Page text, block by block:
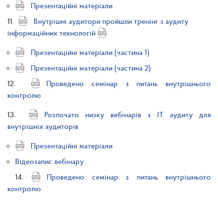
Презентаційні матеріали
11.
Внутрішні аудитори пройшли тренінг з аудиту
інформаційних технологій
Презентаційні матеріали (частина 1)
Презентаційні матеріали (частина 2)
12.
Проведено семінар з питань внутрішнього
контролю
13.
Розпочато низку вебінарів з ІТ аудиту для
внутрішніх аудиторів
Презентаційні матеріали
Відеозапис вебінару
14.
Проведено семінар з питань внутрішнього
контролю